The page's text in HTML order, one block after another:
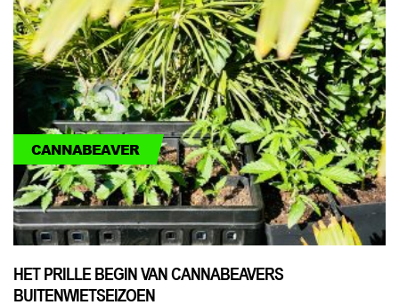
CANNABEAVER
HET PRILLE BEGIN VAN CANNABEAVERS
BUITENWIETSEIZOEN